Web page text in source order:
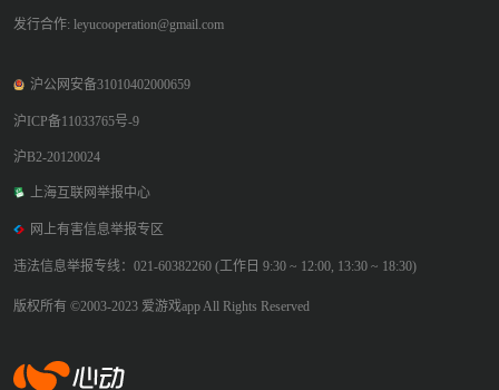
发行合作: leyucooperation@gmail.com
沪公网安备31010402000659
沪ICP备11033765号-9
沪B2-20120024
上海互联网举报中心
网上有害信息举报专区
违法信息举报专线：021-60382260 (工作日 9:30 ~ 12:00, 13:30 ~ 18:30)
版权所有 ©2003-2023 爱游戏app All Rights Reserved
爱游戏app体育